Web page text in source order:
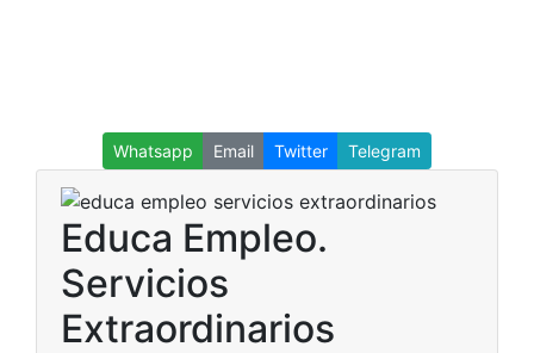
Whatsapp Email Twitter Telegram
Educa Empleo.
Servicios
Extraordinarios